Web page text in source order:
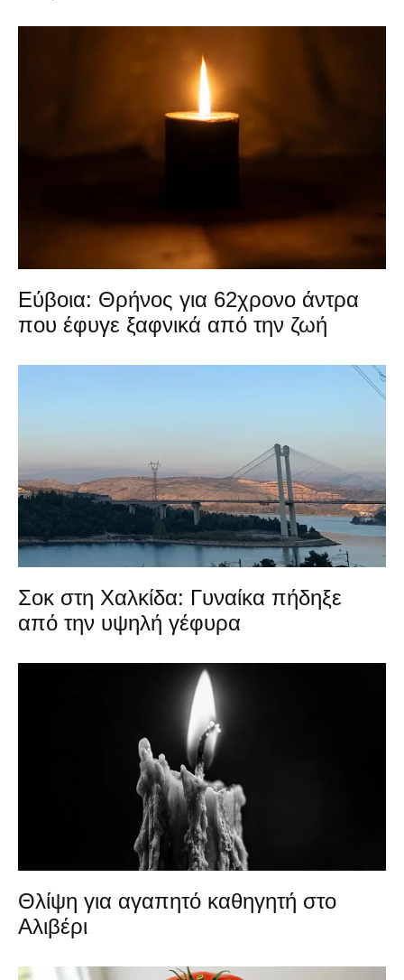
Εύβοια: Θρήνος για 62χρονο άντρα
που έφυγε ξαφνικά από την ζωή
Σοκ στη Χαλκίδα: Γυναίκα πήδηξε
από την υψηλή γέφυρα
Θλίψη για αγαπητό καθηγητή στο
Αλιβέρι